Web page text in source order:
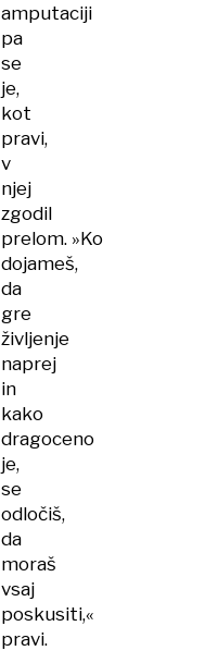
amputaciji
pa
se
je,
kot
pravi,
v
njej
zgodil
prelom. »Ko
dojameš,
da
gre
življenje
naprej
in
kako
dragoceno
je,
se
odločiš,
da
moraš
vsaj
poskusiti,«
pravi.